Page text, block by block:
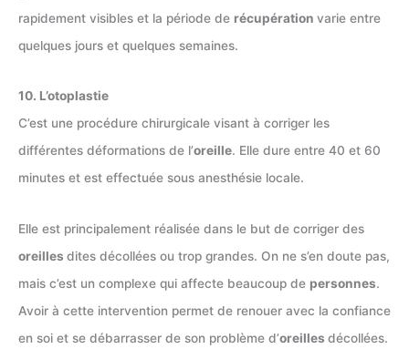
rapidement visibles et la période de récupération varie entre
quelques jours et quelques semaines.
10. L’otoplastie
C’est une procédure chirurgicale visant à corriger les
différentes déformations de l’oreille. Elle dure entre 40 et 60
minutes et est effectuée sous anesthésie locale.
Elle est principalement réalisée dans le but de corriger des
oreilles dites décollées ou trop grandes. On ne s’en doute pas,
mais c’est un complexe qui affecte beaucoup de personnes.
Avoir à cette intervention permet de renouer avec la confiance
en soi et se débarrasser de son problème d’oreilles décollées.